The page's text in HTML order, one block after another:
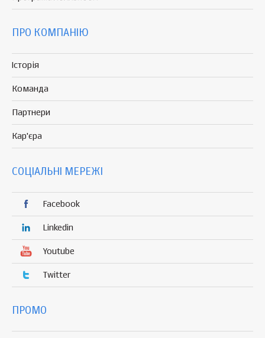
ПРО КОМПАНІЮ
Історія
Команда
Партнери
Кар'єра
СОЦІАЛЬНІ МЕРЕЖІ
Facebook
Linkedin
Youtube
Twitter
ПРОМО